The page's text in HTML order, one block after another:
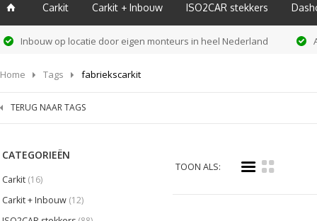
ï Carkit Carkit + Inbouw ISO2CAR stekkers
Inbouw op locatie door eigen monteurs in heel Nederland
Home Tags fabriekscarkit
TERUG NAAR TAGS
CATEGORIEËN
Carkit (16)
Carkit + Inbouw (12)
TOON ALS: i k